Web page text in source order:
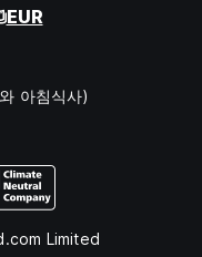
EUR
아침식사)
Limited